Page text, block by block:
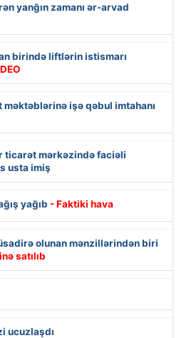
yanğın zamanı ər-arvad
birində liftlərin istismarı
məktəblərinə işə qəbul imtahanı
ticarət mərkəzində faciəli
usta imiş
yağıb - Faktiki hava
olunan mənzillərindən biri
satılıb
ucuzlaşdı